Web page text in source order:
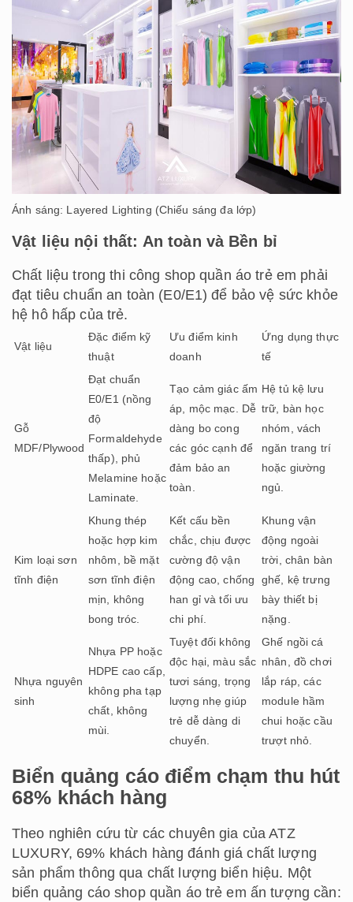
Ánh sáng: Layered Lighting (Chiếu sáng đa lớp)
Vật liệu nội thất: An toàn và Bền bỉ
Chất liệu trong thi công shop quần áo trẻ em phải
đạt tiêu chuẩn an toàn (E0/E1) để bảo vệ sức khỏe
hệ hô hấp của trẻ.
Vật liệu
Đặc điểm kỹ
thuật
Ưu điểm kinh
doanh
Ứng dụng thực
tế
Gỗ
MDF/Plywood
Đạt chuẩn
E0/E1 (nồng
độ
Formaldehyde
thấp), phủ
Melamine hoặc
Laminate.
Tạo cảm giác ấm
áp, mộc mạc. Dễ
dàng bo cong
các góc cạnh để
đảm bảo an
toàn.
Hệ tủ kệ lưu
trữ, bàn học
nhóm, vách
ngăn trang trí
hoặc giường
ngủ.
Kim loại sơn
tĩnh điện
Khung thép
hoặc hợp kim
nhôm, bề mặt
sơn tĩnh điện
mịn, không
bong tróc.
Kết cấu bền
chắc, chịu được
cường độ vận
động cao, chống
han gỉ và tối ưu
chi phí.
Khung vận
động ngoài
trời, chân bàn
ghế, kệ trưng
bày thiết bị
nặng.
Nhựa nguyên
sinh
Nhựa PP hoặc
HDPE cao cấp,
không pha tạp
chất, không
mùi.
Tuyệt đối không
độc hại, màu sắc
tươi sáng, trọng
lượng nhẹ giúp
trẻ dễ dàng di
chuyển.
Ghế ngồi cá
nhân, đồ chơi
lắp ráp, các
module hầm
chui hoặc cầu
trượt nhỏ.
Biển quảng cáo điểm chạm thu hút
68% khách hàng
Theo nghiên cứu từ các chuyên gia của ATZ
LUXURY, 69% khách hàng đánh giá chất lượng
sản phẩm thông qua chất lượng biển hiệu. Một
biển quảng cáo shop quần áo trẻ em ấn tượng cần: